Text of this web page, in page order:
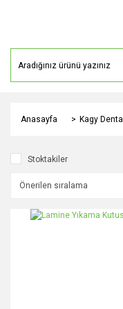
Anasayfa Kagy Dental
Stoktakiler